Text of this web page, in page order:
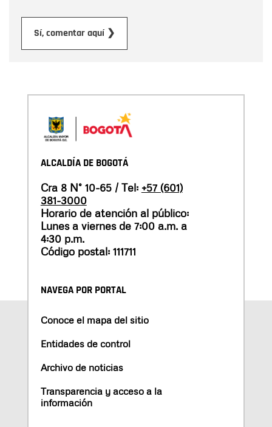
Sí, comentar aquí ❯
ALCALDÍA DE BOGOTÁ
Cra 8 N° 10-65 / Tel: +57 (601)
381-3000
Horario de atención al público:
Lunes a viernes de 7:00 a.m. a
4:30 p.m.
Código postal: 111711
NAVEGA POR PORTAL
Conoce el mapa del sitio
Entidades de control
Archivo de noticias
Transparencia y acceso a la
información